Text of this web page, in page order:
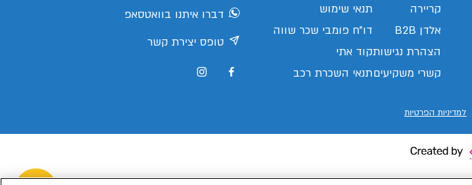
קריירה
אלדן B2B
הצהרת נגישות
קשרי משקיעים
תנאי שימוש
דו"ח פומבי שכר שווה
קוד אתי
תנאי השכרת רכב
דברו איתנו בוואטסאפ
טופס יצירת קשר
למדיניות הפרטיות